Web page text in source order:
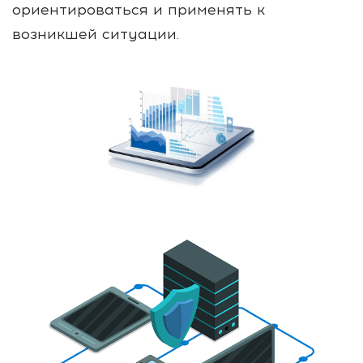
ориентироваться и применять к
возникшей ситуации.